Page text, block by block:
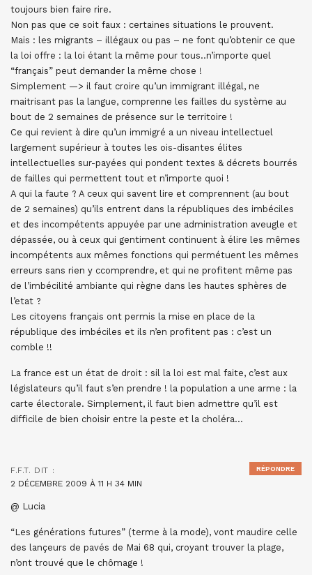
toujours bien faire rire.
Non pas que ce soit faux : certaines situations le prouvent.
Mais : les migrants – illégaux ou pas – ne font qu’obtenir ce que
la loi offre : la loi étant la même pour tous..n’importe quel
“français” peut demander la même chose !
Simplement —> il faut croire qu’un immigrant illégal, ne
maitrisant pas la langue, comprenne les failles du système au
bout de 2 semaines de présence sur le territoire !
Ce qui revient à dire qu’un immigré a un niveau intellectuel
largement supérieur à toutes les ois-disantes élites
intellectuelles sur-payées qui pondent textes & décrets bourrés
de failles qui permettent tout et n’importe quoi !
A qui la faute ? A ceux qui savent lire et comprennent (au bout
de 2 semaines) qu’ils entrent dans la républiques des imbéciles
et des incompétents appuyée par une administration aveugle et
dépassée, ou à ceux qui gentiment continuent à élire les mêmes
incompétents aux mêmes fonctions qui permétuent les mêmes
erreurs sans rien y ccomprendre, et qui ne profitent même pas
de l’imbécilité ambiante qui règne dans les hautes sphères de
l’etat ?
Les citoyens français ont permis la mise en place de la
république des imbéciles et ils n’en profitent pas : c’est un
comble !!
La france est un état de droit : sil la loi est mal faite, c’est aux
législateurs qu’il faut s’en prendre ! la population a une arme : la
carte électorale. Simplement, il faut bien admettre qu’il est
difficile de bien choisir entre la peste et la choléra…
F.F.T. DIT :
2 DÉCEMBRE 2009 À 11 H 34 MIN
@ Lucia
“Les générations futures” (terme à la mode), vont maudire celle
des lançeurs de pavés de Mai 68 qui, croyant trouver la plage,
n’ont trouvé que le chômage !
RÉPONDRE